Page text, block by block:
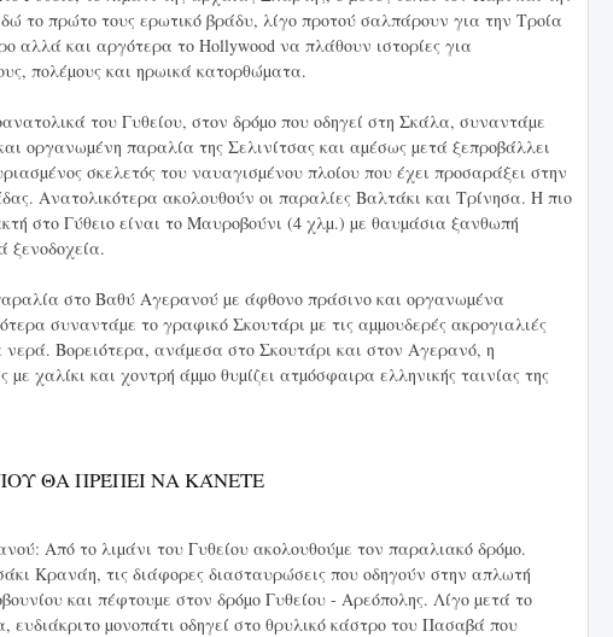
το πρώτο τους ερωτικό βράδυ, λίγο προτού σαλπάρουν για την Τροία
αλλά και αργότερα το Hollywood να πλάθουν ιστορίες για
πολέµους και ηρωικά κατορθώµατα.
του Γυθείου, στον δρόµο που οδηγεί στη Σκάλα, συναντάµε
οργανωµένη παραλία της Σελινίτσας και αµέσως µετά ξεπροβάλλει
σκελετός του ναυαγισµένου πλοίου που έχει προσαράξει στην
Ανατολικότερα ακολουθούν οι παραλίες Βαλτάκι και Τρίνησα. Η πιο
στο Γύθειο είναι το Μαυροβούνι (4 χλµ.) µε θαυµάσια ξανθωπή
ξενοδοχεία.
στο Βαθύ Αγερανού µε άφθονο πράσινο και οργανωµένα
συναντάµε το γραφικό Σκουτάρι µε τις αµµουδερές ακρογιαλιές
νερά. Βορειότερα, ανάµεσα στο Σκουτάρι και στον Αγερανό, η
χαλίκι και χοντρή άµµο θυµίζει ατµόσφαιρα ελληνικής ταινίας της
ΘΑ ΠΡΈΠΕΙ ΝΑ ΚΆΝΕΤΕ
Από το λιµάνι του Γυθείου ακολουθούµε τον παραλιακό δρόµο.
Κρανάη, τις διάφορες διασταυρώσεις που οδηγούν στην απλωτή
και πέφτουµε στον δρόµο Γυθείου - Αρεόπολης. Λίγο µετά το
µονοπάτι οδηγεί στο θρυλικό κάστρο του Πασαβά που